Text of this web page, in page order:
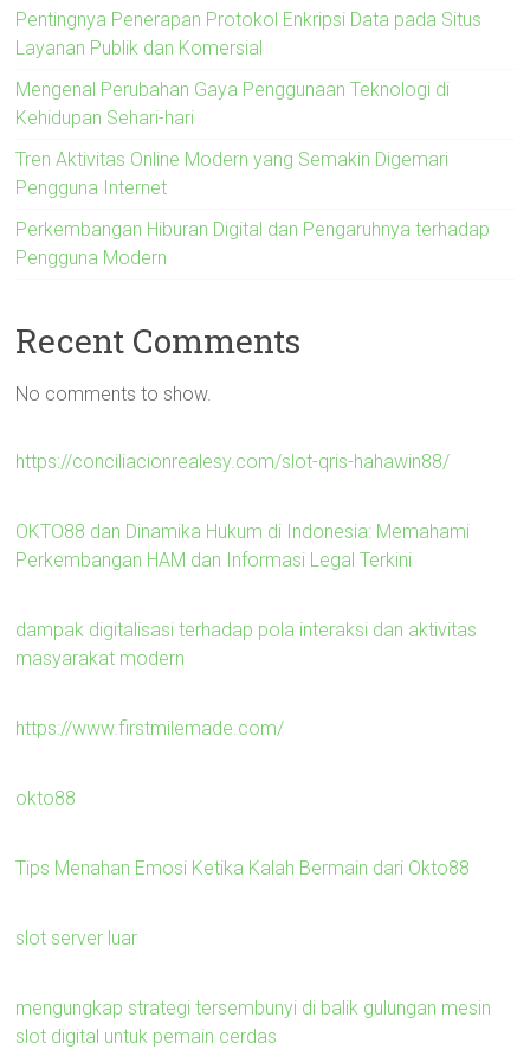
Pentingnya Penerapan Protokol Enkripsi Data pada Situs
Layanan Publik dan Komersial
Mengenal Perubahan Gaya Penggunaan Teknologi di
Kehidupan Sehari-hari
Tren Aktivitas Online Modern yang Semakin Digemari
Pengguna Internet
Perkembangan Hiburan Digital dan Pengaruhnya terhadap
Pengguna Modern
Recent Comments
No comments to show.
https://conciliacionrealesy.com/slot-qris-hahawin88/
OKTO88 dan Dinamika Hukum di Indonesia: Memahami
Perkembangan HAM dan Informasi Legal Terkini
dampak digitalisasi terhadap pola interaksi dan aktivitas
masyarakat modern
https://www.firstmilemade.com/
okto88
Tips Menahan Emosi Ketika Kalah Bermain dari Okto88
slot server luar
mengungkap strategi tersembunyi di balik gulungan mesin
slot digital untuk pemain cerdas